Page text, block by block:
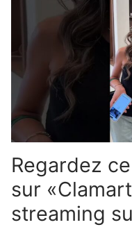
Regardez
sur
streaming